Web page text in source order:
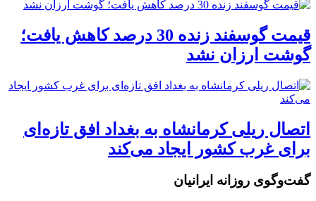
قیمت گوسفند زنده 30 درصد کاهش یافت؛
گوشت ارزان نشد
اتصال ریلی کرمانشاه به بغداد افق تازه‌ای
برای غرب کشور ایجاد می‌کند
گفت‌وگوی روزانه ایرانیان